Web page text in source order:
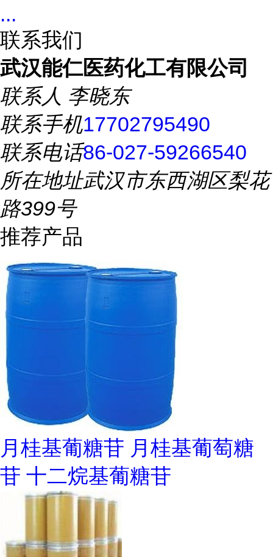
...
联系我们
武汉能仁医药化工有限公司
联系人 李晓东
联系手机17702795490
联系电话86-027-59266540
所在地址武汉市东西湖区梨花
路399号
推荐产品
月桂基葡糖苷 月桂基葡萄糖
苷 十二烷基葡糖苷